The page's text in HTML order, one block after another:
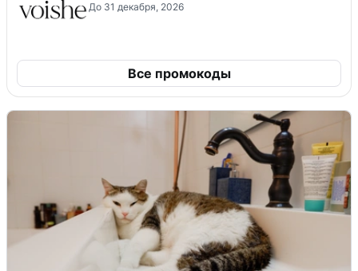
До 31 декабря, 2026
Все промокоды